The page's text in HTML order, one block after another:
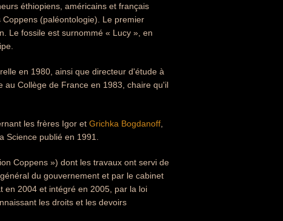
éthiopiens, américains et français
(paléontologie). Le premier
Le fossile est surnommé « Lucy », en
en 1980, ainsi que directeur d'étude à
au Collège de France en 1983, chaire qu'il
les frères Igor et Grichka Bogdanoff
publié en 1991.
Coppens ») dont les travaux ont servi de
du gouvernement et par le cabinet
en 2004 et intégré en 2005, par la loi
les droits et les devoirs